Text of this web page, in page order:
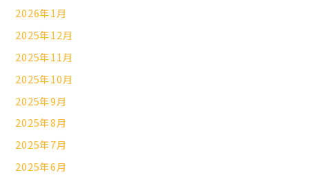
2026年1月
2025年12月
2025年11月
2025年10月
2025年9月
2025年8月
2025年7月
2025年6月